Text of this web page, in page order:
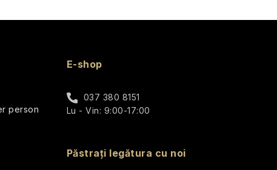
person
E-shop
037 380 8151
Lu - Vin: 9:00-17:00
Păstrați legătura cu noi